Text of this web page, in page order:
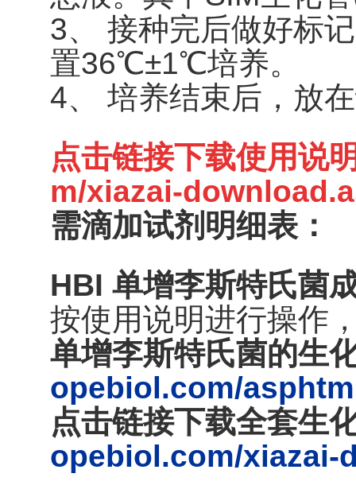
3、 接种完后做好标
置36℃±1℃培养。
4、 培养结束后，放
点击链接下载使用说
m/xiazai-
需滴加试剂明细表：
HBI 单增李斯特氏菌
按使用说明进行操作
单增李斯特氏菌的生
opebiol.com/
点击链接下载全套生
opebiol.com/xiazai-